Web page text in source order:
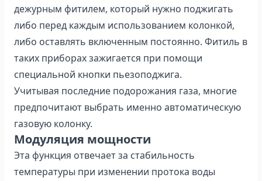
дежурным фитилем, который нужно поджигать
либо перед каждым использованием колонкой,
либо оставлять включенным постоянно. Фитиль в
таких приборах зажигается при помощи
специальной кнопки пьезоподжига.
Учитывая последние подорожания газа, многие
предпочитают выбрать именно автоматическую
газовую колонку.
Модуляция мощности
Эта функция отвечает за стабильность
температуры при изменении протока воды